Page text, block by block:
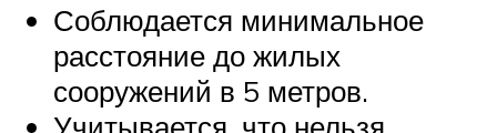
Соблюдается минимальное
расстояние до жилых
сооружений в 5 метров.